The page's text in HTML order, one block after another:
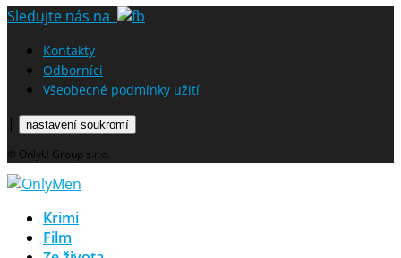
Sledujte nás na
Kontakty
Odborníci
Všeobecné podmínky užití
| nastavení soukromí
© OnlyU Group s.r.o.
Krimi
Film